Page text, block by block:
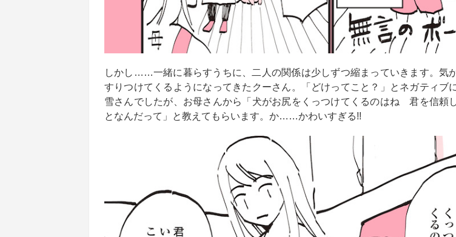
しかし……一緒に暮らすうちに、二人の関係は少しずつ縮まっていきます。気
すりつけてくるようになってきたクーさん。「どけってこと？」とネガティブ
雪さんでしたが、お母さんから「犬がお尻をくっつけてくるのはね 君を信頼
となんだって」と教えてもらいます。か……かわいすぎる!!